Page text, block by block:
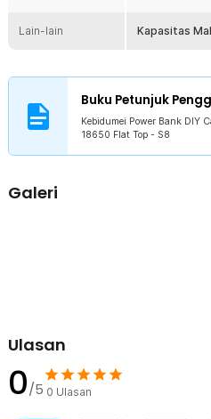
Flat Top - S8
1 x Obeng
Lain-lain Kapasitas
Buku Petunjuk
Kebidumei Power Bank DIY
18650 Flat Top - S8
Galeri
Ulasan
0/5 0 Ulasan